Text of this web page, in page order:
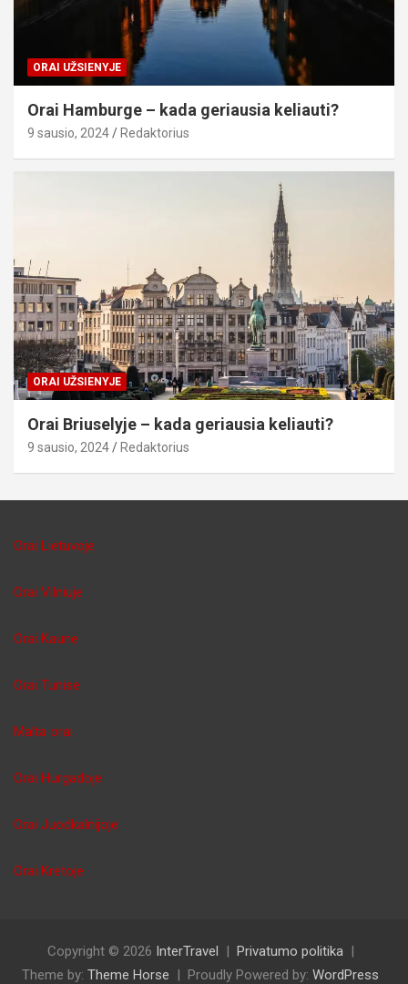
ORAI UŽSIENYJE
Orai Hamburge – kada geriausia keliauti?
9 sausio, 2024 Redaktorius
ORAI UŽSIENYJE
Orai Briuselyje – kada geriausia keliauti?
9 sausio, 2024 Redaktorius
Orai Lietuvoje
Orai Vilniuje
Orai Kaune
Orai Tunise
Malta orai
Orai Hurgadoje
Orai Juodkalnijoje
Orai Kretoje
Copyright © 2026 InterTravel
Privatumo politika
Theme by: Theme Horse Proudly Powered by: WordPress